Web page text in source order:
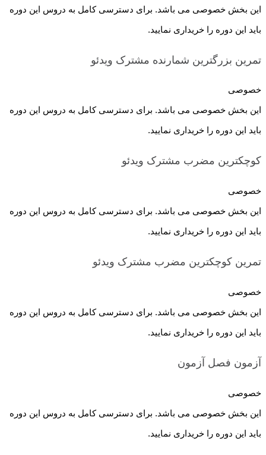
این بخش خصوصی می باشد. برای دسترسی کامل به دروس این دوره
باید این دوره را خریداری نمایید.
تمرین بزرگترین شمارنده مشترک ویدئو
خصوصی
این بخش خصوصی می باشد. برای دسترسی کامل به دروس این دوره
باید این دوره را خریداری نمایید.
کوچکترین مضرب مشترک ویدئو
خصوصی
این بخش خصوصی می باشد. برای دسترسی کامل به دروس این دوره
باید این دوره را خریداری نمایید.
تمرین کوچکترین مضرب مشترک ویدئو
خصوصی
این بخش خصوصی می باشد. برای دسترسی کامل به دروس این دوره
باید این دوره را خریداری نمایید.
آزمون فصل آزمون
خصوصی
این بخش خصوصی می باشد. برای دسترسی کامل به دروس این دوره
باید این دوره را خریداری نمایید.